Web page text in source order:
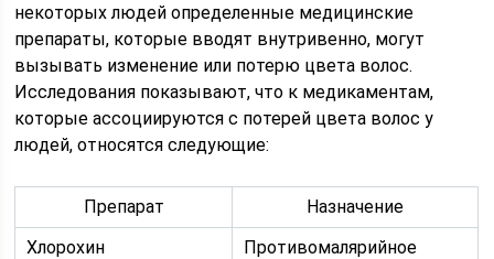
некоторых людей определенные медицинские
препараты, которые вводят внутривенно, могут
вызывать изменение или потерю цвета волос.
Исследования показывают, что к медикаментам,
которые ассоциируются с потерей цвета волос у
людей, относятся следующие:
Препарат
Назначение
Хлорохин
Противомалярийное